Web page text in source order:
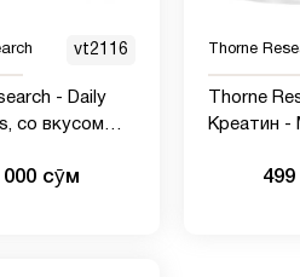
vt2116
- Daily
со вкусом
000 сӯм
Thorne
Thorne
Креатин -